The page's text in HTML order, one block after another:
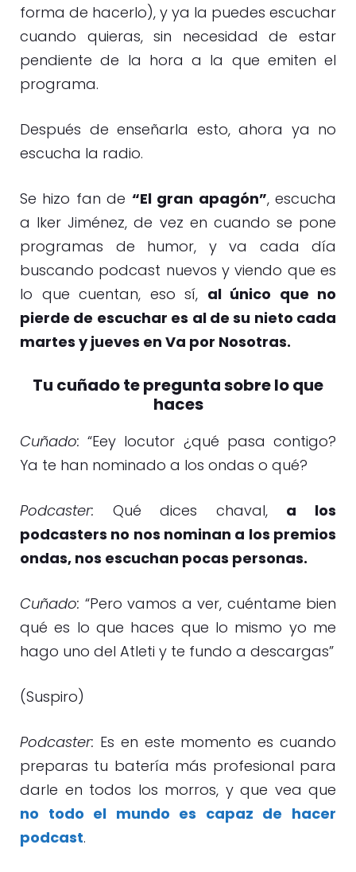
forma de hacerlo), y ya la puedes escuchar
cuando quieras, sin necesidad de estar
pendiente de la hora a la que emiten el
programa.
Después de enseñarla esto, ahora ya no
escucha la radio.
Se hizo fan de “El gran apagón”, escucha
a Iker Jiménez, de vez en cuando se pone
programas de humor, y va cada día
buscando podcast nuevos y viendo que es
lo que cuentan, eso sí, al único que no
pierde de escuchar es al de su nieto cada
martes y jueves en Va por Nosotras.
Tu cuñado te pregunta sobre lo que
haces
Cuñado: “Eey locutor ¿qué pasa contigo?
Ya te han nominado a los ondas o qué?
Podcaster: Qué dices chaval, a los
podcasters no nos nominan a los premios
ondas, nos escuchan pocas personas.
Cuñado: “Pero vamos a ver, cuéntame bien
qué es lo que haces que lo mismo yo me
hago uno del Atleti y te fundo a descargas”
(Suspiro)
Podcaster: Es en este momento es cuando
preparas tu batería más profesional para
darle en todos los morros, y que vea que
no todo el mundo es capaz de hacer
podcast.